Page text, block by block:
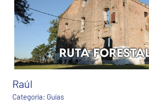
Raúl
Categoría: Guías